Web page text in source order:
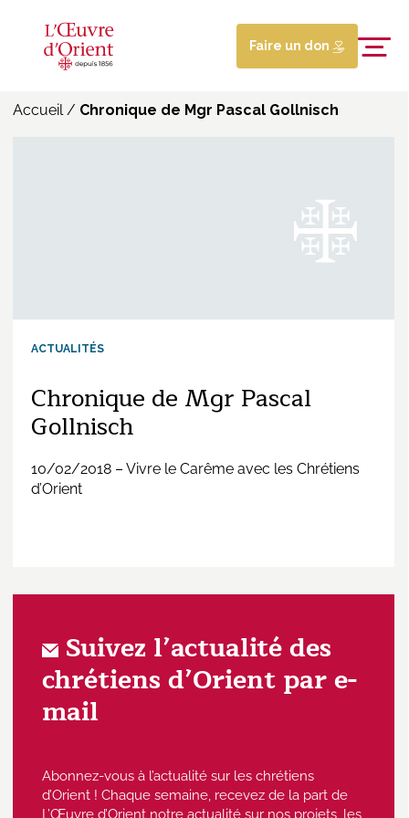
Faire un don
Accueil/ Chronique de Mgr Pascal Gollnisch
ACTUALITÉS
Chronique de Mgr Pascal
Gollnisch
10/02/2018 – Vivre le Carême avec les Chrétiens
d’Orient
Suivez l’actualité des
chrétiens d’Orient par e-
mail
Abonnez-vous à l’actualité sur les chrétiens
d’Orient ! Chaque semaine, recevez de la part de
L’Œuvre d’Orient notre actualité sur nos projets, les